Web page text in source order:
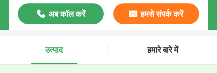
अब कॉल करें हमसे संपर्क करें
उत्पाद हमारे बारे में